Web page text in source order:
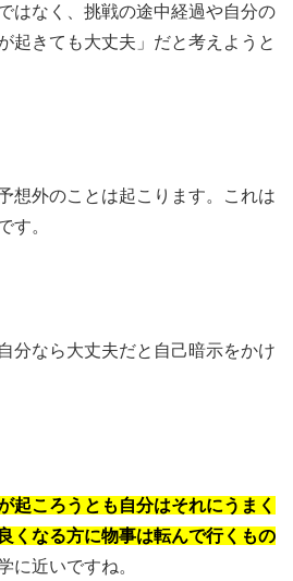
はなく、挑戦の途中経過や自分の
起きても大丈夫」だと考えようと
想外のことは起こります。これは
す。
分なら大丈夫だと自己暗示をかけ
起ころうとも自分はそれにうまく
くなる方に物事は転んで行くもの
に近いですね。